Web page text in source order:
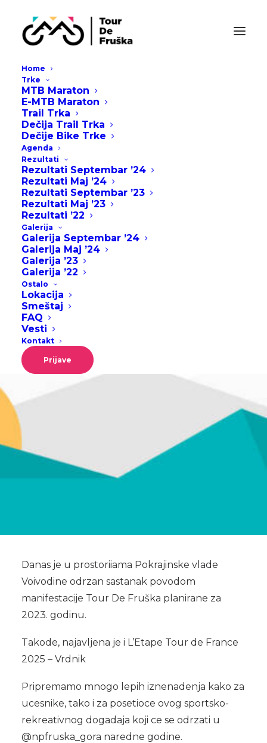
Home
Trke
MTB Maraton
E-MTB Maraton
Trail Trka
Dečija Trail Trka
Dečije Bike Trke
Agenda
Rezultati
Rezultati Septembar ’24
Rezultati Maj ’24
Rezultati Septembar ’23
Rezultati Maj ’23
Rezultati ’22
Galerija
Galerija Septembar ’24
Galerija Maj ’24
Galerija ’23
Galerija ’22
Ostalo
Lokacija
Smeštaj
FAQ
Vesti
Kontakt
Prijave
TOUR DE FRUSKA
Danas je u prostoriiama Pokrajinske vlade
Voivodine odrzan sastanak povodom
manifestacije Tour De Fruška planirane za
2023. godinu.
Takode, najavljena je i L’Etape Tour de France
2025 – Vrdnik
Pripremamo mnogo lepih iznenadenja kako za
ucesnike, tako i za posetioce ovog sportsko-
rekreativnog dogadaja koji ce se odrzati u
@npfruska_gora naredne godine.